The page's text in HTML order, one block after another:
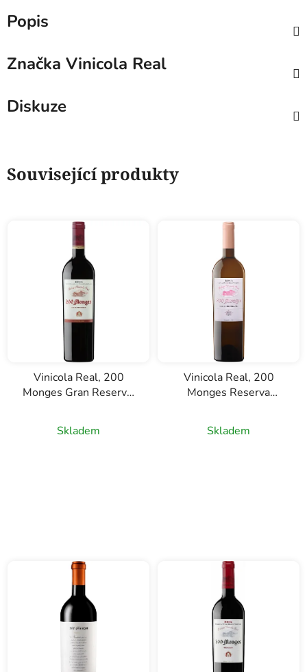
Popis
Značka Vinicola Real
Diskuze
Související produkty
Vinicola Real, 200
Monges Gran Reserva,
0,75l
Skladem
Vinicola Real, 200
Monges Reserva
růžové víno, 0,75l
Skladem